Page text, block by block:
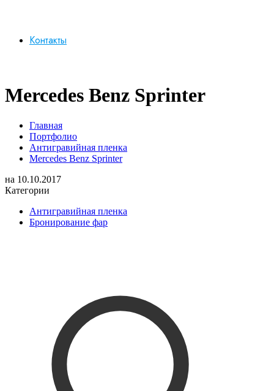
Контакты
Mercedes Benz Sprinter
Главная
Портфолио
Антигравийная пленка
Mercedes Benz Sprinter
на 10.10.2017
Категории
Антигравийная пленка
Бронирование фар